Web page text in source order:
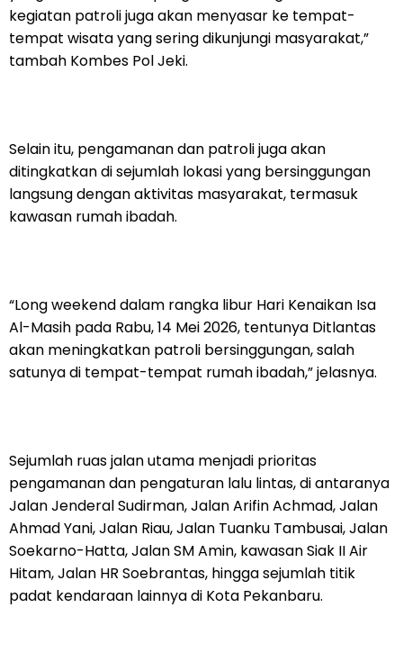
kegiatan patroli juga akan menyasar ke tempat-
tempat wisata yang sering dikunjungi masyarakat,”
tambah Kombes Pol Jeki.
Selain itu, pengamanan dan patroli juga akan
ditingkatkan di sejumlah lokasi yang bersinggungan
langsung dengan aktivitas masyarakat, termasuk
kawasan rumah ibadah.
“Long weekend dalam rangka libur Hari Kenaikan Isa
Al-Masih pada Rabu, 14 Mei 2026, tentunya Ditlantas
akan meningkatkan patroli bersinggungan, salah
satunya di tempat-tempat rumah ibadah,” jelasnya.
Sejumlah ruas jalan utama menjadi prioritas
pengamanan dan pengaturan lalu lintas, di antaranya
Jalan Jenderal Sudirman, Jalan Arifin Achmad, Jalan
Ahmad Yani, Jalan Riau, Jalan Tuanku Tambusai, Jalan
Soekarno-Hatta, Jalan SM Amin, kawasan Siak II Air
Hitam, Jalan HR Soebrantas, hingga sejumlah titik
padat kendaraan lainnya di Kota Pekanbaru.